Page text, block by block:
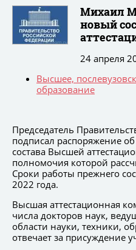
Михаил
новый
24 апреля
Высшее,
образование
Председатель
подписал распоряжение
состава Высшей
полномочия которой
Сроки работы прежнего
2022 года.
Высшая аттестационная
числа докторов наук,
области науки, техники,
отвечает за присуждение